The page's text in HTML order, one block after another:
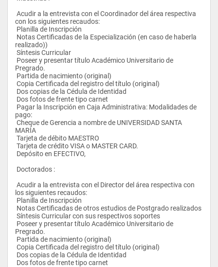
con los siguientes recaudos:
Planilla de Inscripción
realizado))
Síntesis Curricular
Pregrado.
Partida de nacimiento (original)
Copia Certificada del registro del título (original)
Dos copias de la Cédula de Identidad
Dos fotos de frente tipo carnet
pago:
MARÍA
Tarjeta de débito MAESTRO
Tarjeta de crédito VISA o MASTER CARD.
Depósito en EFECTIVO,
Doctorados :
los siguientes recaudos:
Planilla de Inscripción
Notas Certificadas de otros estudios de Postgrado realizados
Síntesis Curricular con sus respectivos soportes
Pregrado.
Partida de nacimiento (original)
Copia Certificada del registro del título (original)
Dos copias de la Cédula de Identidad
Dos fotos de frente tipo carnet